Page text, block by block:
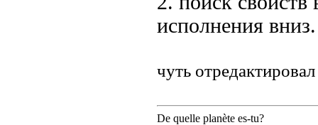
исполнения вниз.
чуть отредактировал
De quelle planète es-tu?